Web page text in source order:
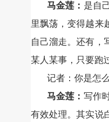
马金莲： 是自
里飘荡，变得越来
自己溜走。还有，
某人某事，只要跑
记者：你是怎
马金莲： 写作
有效处理。其实说